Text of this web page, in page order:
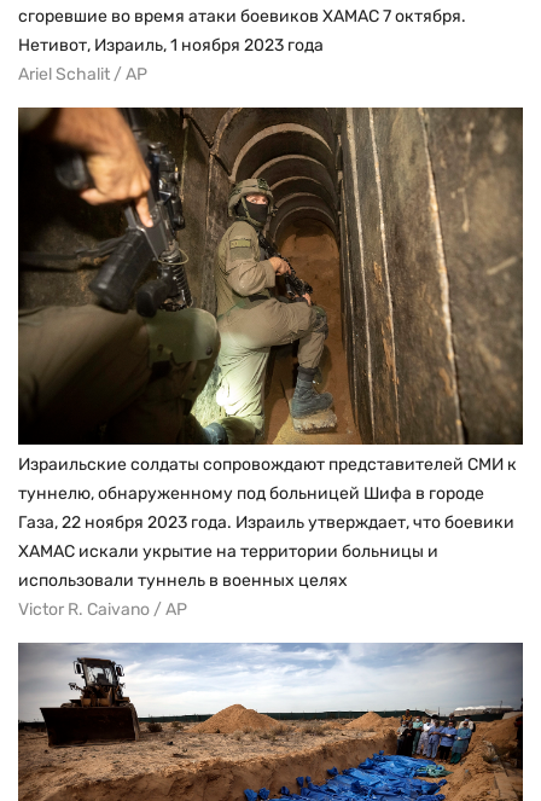
сгоревшие во время атаки боевиков ХАМАС 7 октября.
Нетивот, Израиль, 1 ноября 2023 года
Ariel Schalit / AP
Израильские солдаты сопровождают представителей СМИ к
туннелю, обнаруженному под больницей Шифа в городе
Газа, 22 ноября 2023 года. Израиль утверждает, что боевики
ХАМАС искали укрытие на территории больницы и
использовали туннель в военных целях
Victor R. Caivano / AP